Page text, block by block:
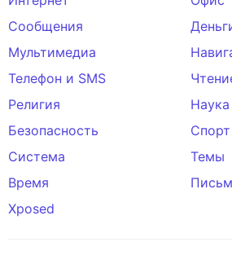
Сообщения
Мультимедиа
Телефон и SMS
Религия
Безопасность
Система
Темы
Время
Xposed